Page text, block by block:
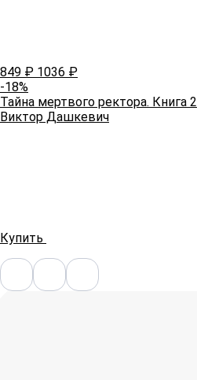
849 ₽ 1036 ₽
-18%
Тайна мертвого ректора. Книга 2
Виктор Дашкевич
Купить